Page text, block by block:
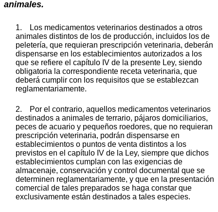
animales.
1. Los medicamentos veterinarios destinados a otros
animales distintos de los de producción, incluidos los de
peletería, que requieran prescripción veterinaria, deberán
dispensarse en los establecimientos autorizados a los
que se refiere el capítulo IV de la presente Ley, siendo
obligatoria la correspondiente receta veterinaria, que
deberá cumplir con los requisitos que se establezcan
reglamentariamente.
2. Por el contrario, aquellos medicamentos veterinarios
destinados a animales de terrario, pájaros domiciliarios,
peces de acuario y pequeños roedores, que no requieran
prescripción veterinaria, podrán dispensarse en
establecimientos o puntos de venta distintos a los
previstos en el capítulo IV de la Ley, siempre que dichos
establecimientos cumplan con las exigencias de
almacenaje, conservación y control documental que se
determinen reglamentariamente, y que en la presentación
comercial de tales preparados se haga constar que
exclusivamente están destinados a tales especies.